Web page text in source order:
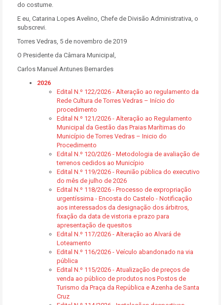
do costume.
E eu, Catarina Lopes Avelino, Chefe de Divisão Administrativa, o
subscrevi.
Torres Vedras, 5 de novembro de 2019
O Presidente da Câmara Municipal,
Carlos Manuel Antunes Bernardes
2026
Edital N.º 122/2026 - Alteração ao regulamento da
Rede Cultura de Torres Vedras – Início do
procedimento
Edital N.º 121/2026 - Alteração ao Regulamento
Municipal da Gestão das Praias Marítimas do
Município de Torres Vedras – Inicio do
Procedimento
Edital N.º 120/2026 - Metodologia de avaliação de
terrenos cedidos ao Município
Edital N.º 119/2026 - Reunião pública do executivo
do mês de julho de 2026
Edital N.º 118/2026 - Processo de expropriação
urgentíssima - Encosta do Castelo - Notificação
aos interessados da designação dos árbitros,
fixação da data de vistoria e prazo para
apresentação de quesitos
Edital N.º 117/2026 - Alteração ao Alvará de
Loteamento
Edital N.º 116/2026 - Veículo abandonado na via
pública
Edital N.º 115/2026 - Atualização de preços de
venda ao público de produtos nos Postos de
Turismo da Praça da República e Azenha de Santa
Cruz